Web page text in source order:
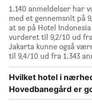
1.140 anmeldelser har
med et gennemsnit på
at se på Hotel
vurderet til 9,2/10 ud
Jakarta kunne også
til 9,4/10 ud fra 1.343
Hvilket hotel i
Hovedbanegård er